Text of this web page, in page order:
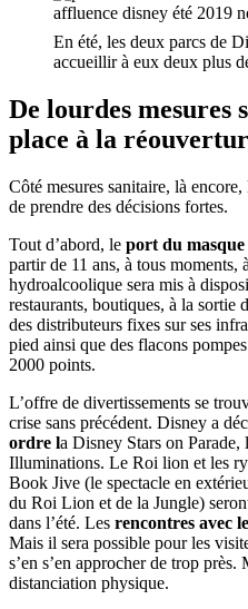
En été, les deux parcs de
accueillir à eux deux plus
De lourdes mesures
place à la
Côté mesures sanitaire, là
de prendre des décisions fortes.
Tout d’abord, le port du masque
partir de 11 ans, à tous moments,
hydroalcoolique sera mis à
restaurants, boutiques, à la sortie
des distributeurs fixes sur ses
pied ainsi que des flacons
2000 points.
L’offre de divertissements se
crise sans précédent. Disney a
ordre la Disney Stars on
Illuminations. Le Roi lion et les
Book Jive (le spectacle en
du Roi Lion et de la Jungle)
dans l’été. Les rencontres avec
Mais il sera possible pour les
s’en s’en approcher de trop près.
distanciation physique.